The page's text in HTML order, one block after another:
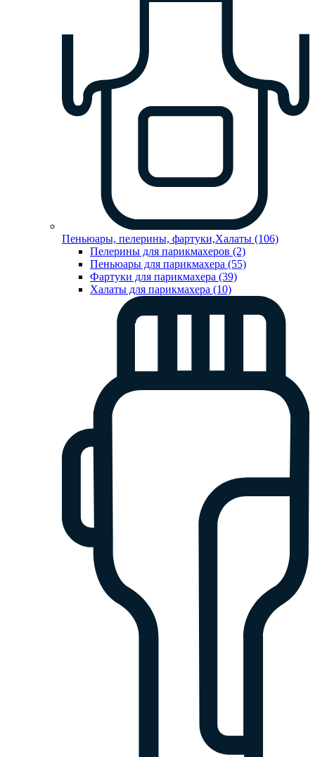
Пеньюары, пелерины, фартуки,Халаты (106)
Пелерины для парикмахеров (2)
Пеньюары для парикмахера (55)
Фартуки для парикмахера (39)
Халаты для парикмахера (10)